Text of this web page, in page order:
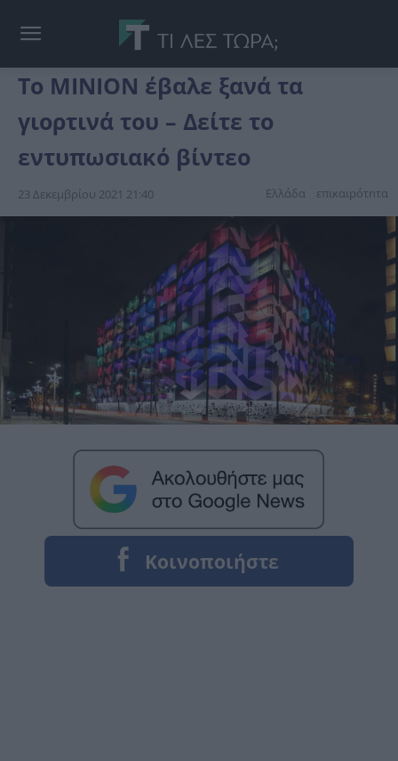
Το ΜΙΝΙΟΝ έβαλε ξανά τα
γιορτινά του – Δείτε το
εντυπωσιακό βίντεο
23 Δεκεμβρίου 2021 21:40 Ελλάδα επικαιpότnτα